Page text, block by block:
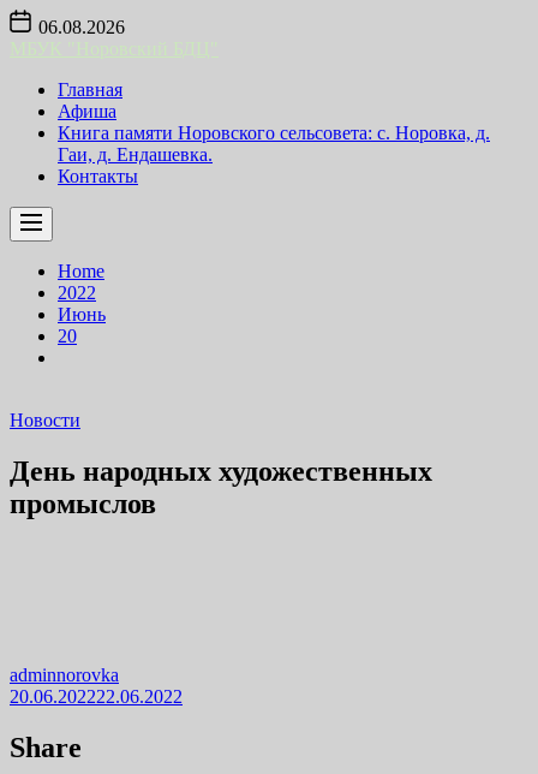
Skip
content
06.08.2026
Главная
Афиша
Книга памяти Норовского сельсовета: с. Норовка, д.
Гаи, д. Ендашевка.
Контакты
Home
2022
Июнь
20
Новости
День народных художественных
промыслов
adminnorovka
20.06.202222.06.2022
Share